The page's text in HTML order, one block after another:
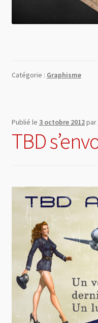
Catégorie : Graphisme
Publié le 3 octobre 2012par
TBD